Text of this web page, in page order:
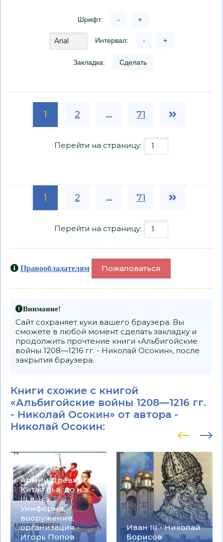
Шрифт: - +
Интервал: - +
Закладка: Сделать
1 2 ... 71
Перейти на страницу:
1 2 ... 71
Перейти на страницу:
Правообладателям Пожаловаться
Внимание!
Сайт сохраняет куки вашего браузера. Вы
сможете в любой момент сделать закладку и
продолжить прочтение книги «Альбигойские
войны 1208—1216 гг. - Николай Осокин», после
закрытия браузера.
Книги схожие с книгой
«Альбигойские войны 1208—1216 гг.
- Николай Осокин» от автора -
Николай Осокин:
Армии Древнего
Китая III в. до н.э. -
III в. н.э.
Униформа,
вооружение,
организация -
Игорь Попов
Иван III - Николай
Борисов